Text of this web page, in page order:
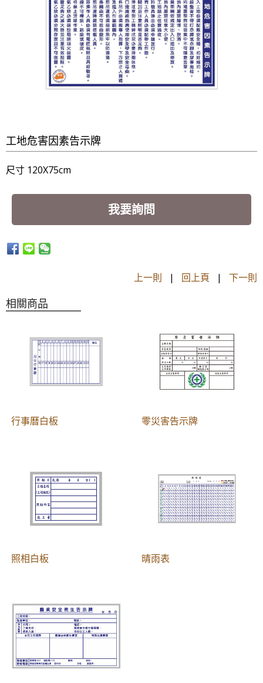
工地危害因素告示牌
尺寸 120X75cm
我要詢問
上一則 | 回上頁 | 下一則
相關商品
行事曆白板 零災害告示牌
照相白板 晴雨表